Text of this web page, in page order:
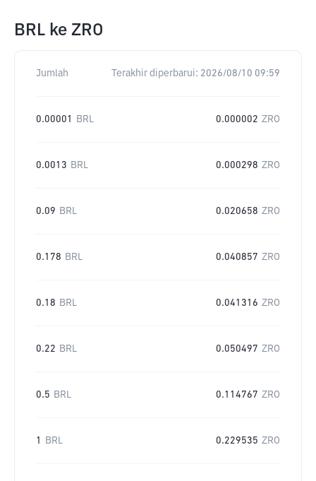
BRL ke ZRO
Jumlah Terakhir diperbarui: 2026/08/10 09:59
0.00001 BRL 0.000002 ZRO
0.0013 BRL 0.000298 ZRO
0.09 BRL 0.020658 ZRO
0.178 BRL 0.040857 ZRO
0.18 BRL 0.041316 ZRO
0.22 BRL 0.050497 ZRO
0.5 BRL 0.114767 ZRO
1 BRL 0.229535 ZRO